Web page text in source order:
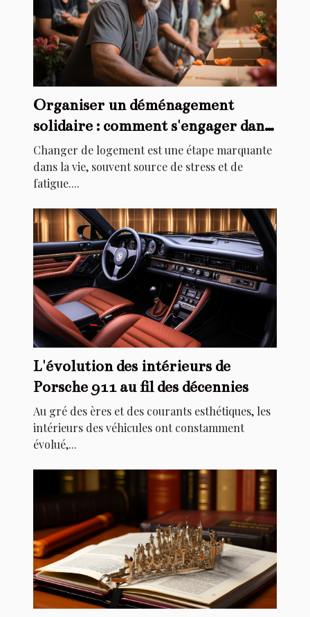
Organiser un déménagement
solidaire : comment s'engager dans
l'aide au relogement
Changer de logement est une étape marquante
dans la vie, souvent source de stress et de
fatigue....
L'évolution des intérieurs de
Porsche 911 au fil des décennies
Au gré des ères et des courants esthétiques, les
intérieurs des véhicules ont constamment
évolué,...